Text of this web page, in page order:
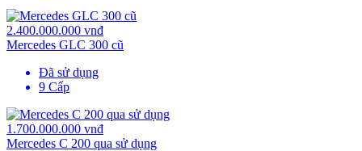
2.400.000.000 vnđ
Mercedes GLC 300 cũ
Đã sử dụng
9 Cấp
1.700.000.000 vnđ
Mercedes C 200 qua sử dụng